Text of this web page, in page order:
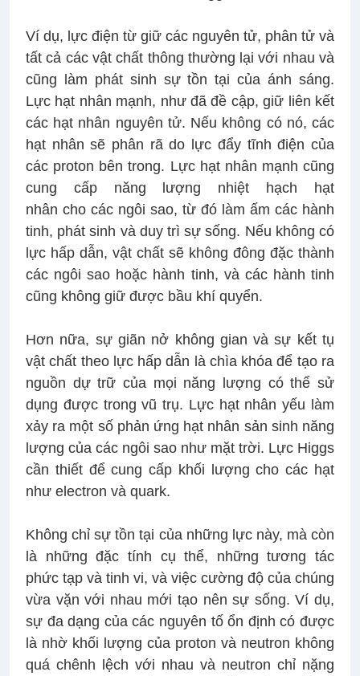
Ví dụ, lực điện từ giữ các nguyên tử, phân tử và
tất cả các vật chất thông thường lại với nhau và
cũng làm phát sinh sự tồn tại của ánh sáng.
Lực hạt nhân mạnh, như đã đề cập, giữ liên kết
các hạt nhân nguyên tử. Nếu không có nó, các
hạt nhân sẽ phân rã do lực đẩy tĩnh điện của
các proton bên trong. Lực hạt nhân mạnh cũng
cung cấp năng lượng nhiệt hạch hạt
nhân cho các ngôi sao, từ đó làm ấm các hành
tinh, phát sinh và duy trì sự sống. Nếu không có
lực hấp dẫn, vật chất sẽ không đông đặc thành
các ngôi sao hoặc hành tinh, và các hành tinh
cũng không giữ được bầu khí quyển.
Hơn nữa, sự giãn nở không gian và sự kết tụ
vật chất theo lực hấp dẫn là chìa khóa để tạo ra
nguồn dự trữ của mọi năng lượng có thể sử
dụng được trong vũ trụ. Lực hạt nhân yếu làm
xảy ra một số phản ứng hạt nhân sản sinh năng
lượng của các ngôi sao như mặt trời. Lực Higgs
cần thiết để cung cấp khối lượng cho các hạt
như electron và quark.
Không chỉ sự tồn tại của những lực này, mà còn
là những đặc tính cụ thể, những tương tác
phức tạp và tinh vi, và việc cường độ của chúng
vừa vặn với nhau mới tạo nên sự sống. Ví dụ,
sự đa dạng của các nguyên tố ổn định có được
là nhờ khối lượng của proton và neutron không
quá chênh lệch với nhau và neutron chỉ nặng